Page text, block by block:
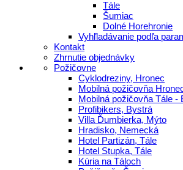
Tále
Šumiac
Dolné Horehronie
Vyhľladávanie podľa
Kontakt
Zhrnutie objednávky
Požičovne
Cyklodreziny, Hronec
Mobilná požičovňa
Mobilná požičovňa Tále -
Profibikers, Bystrá
Villa Ďumbierka, Mýto
Hradisko, Nemecká
Hotel Partizán, Tále
Hotel Stupka, Tále
Kúria na Táloch